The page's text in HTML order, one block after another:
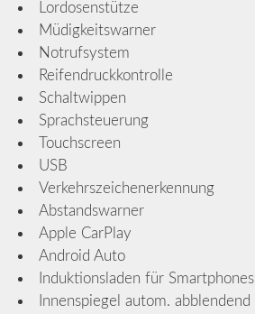
Lordosenstütze
Müdigkeitswarner
Notrufsystem
Reifendruckkontrolle
Schaltwippen
Sprachsteuerung
Touchscreen
USB
Verkehrszeichenerkennung
Abstandswarner
Apple CarPlay
Android Auto
Induktionsladen für Smartphones
Innenspiegel autom. abblendend